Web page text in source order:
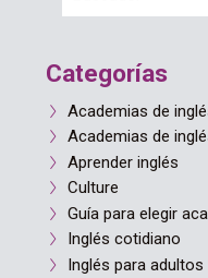
Categorías
Academias de
Academias de
Aprender inglés
Culture
Guía para elegir
Inglés cotidiano
Inglés para adultos